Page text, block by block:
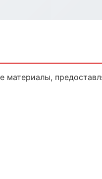
материалы,